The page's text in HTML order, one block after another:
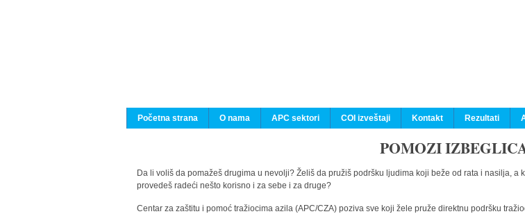
Početna strana
O nama APC sektori COI izveštaji Kontakt Rezultati
POMOZI
Da li voliš da pomažeš drugima u nevolji? Želiš da pružiš podršku ljudima koji beže od rata i nasilja,
provedeš radeći nešto korisno i za sebe i za druge?
Centar za zaštitu i pomoć tražiocima azila (APC/CZA) poziva sve koji žele pruže direktnu podršku